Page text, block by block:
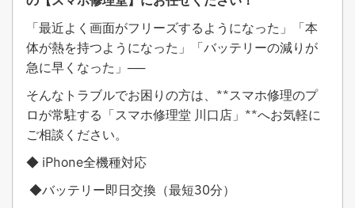
「最近よく画面がフリーズするようになった」「本
体が熱を持つようになった」「バッテリーの減りが
急に早くなった」──
そんなトラブルでお困りの方は、**スマホ修理のプ
ロが常駐する「スマホ修理堂 川口店」**へお気軽に
ご相談ください。
◆ iPhone全機種対応
◆バッテリー即日交換（最短30分）